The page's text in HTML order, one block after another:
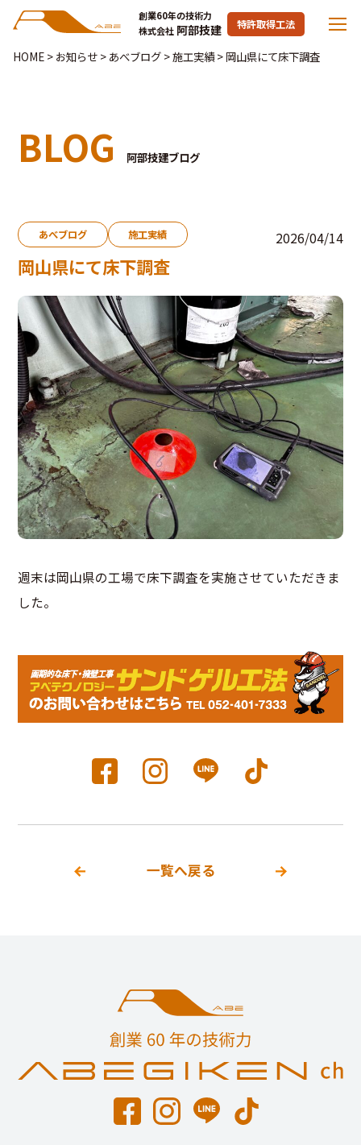
創業60年の技術力
株式会社 阿部技建 特許取得工法
HOME> お知らせ> あべブログ>施工実績> 岡山県にて床下調査
BLOG 阿部技建ブログ
あべブログ 施工実績 2026/04/14
岡山県にて床下調査
週末は岡山県の工場で床下調査を実施させていただきま
した。
一覧へ戻る